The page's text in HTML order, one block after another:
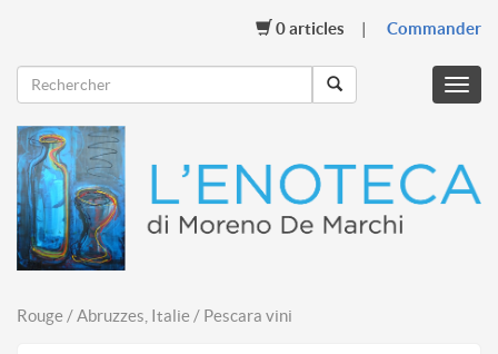
0articles Commander
Menu
Rouge / Abruzzes, Italie / Pescara vini